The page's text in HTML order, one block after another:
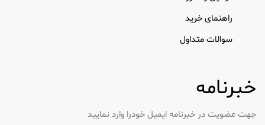
شامپو بچه جانسون
شامپو بچه جانسون که به طور خاص برای نوزادان طراحی
شده با مواد طبیعی، موها را نرم و قابل کنترل می کند.
راهنمای خرید
سوالات متداول
خبرنامه
جهت عضویت در خبرنامه ایمیل خودرا وارد نمایید